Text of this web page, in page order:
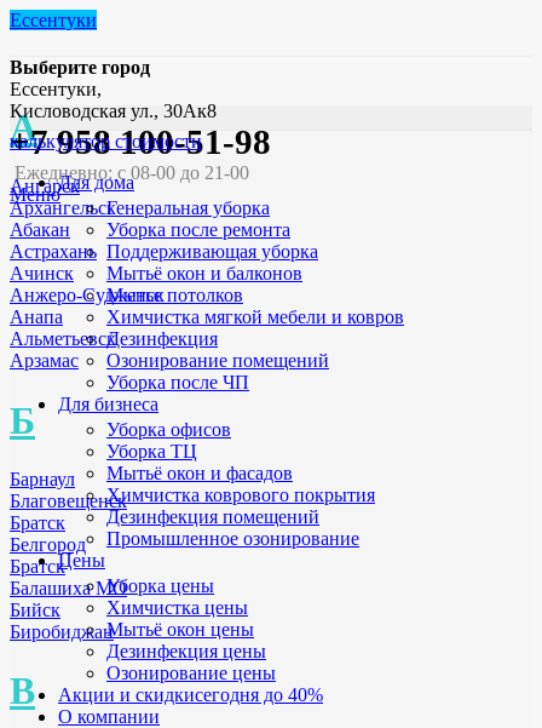
Ессентуки
Выберите город
А
Ангарск
Архангельск
Абакан
Астрахань
Ачинск
Анжеро-Судженск
Анапа
Альметьевск
Арзамас
Б
Барнаул
Благовещенск
Братск
Белгород
Братск
Балашиха МО
Бийск
Биробиджан
В
Ессентуки,
Кисловодская ул., 30Ак8
+7 958 100-51-98
Ежедневно: с 08-00 до 21-00
Меню
калькулятор стоимости
Для дома
Генеральная уборка
Уборка после ремонта
Поддерживающая уборка
Мытьё окон и балконов
Мытье потолков
Химчистка мягкой мебели и ковров
Дезинфекция
Озонирование помещений
Уборка после ЧП
Для бизнеса
Уборка офисов
Уборка ТЦ
Мытьё окон и фасадов
Химчистка коврового покрытия
Дезинфекция помещений
Промышленное озонирование
Цены
Уборка цены
Химчистка цены
Мытьё окон цены
Дезинфекция цены
Озонирование цены
Акции и скидкисегодня до 40%
О компании